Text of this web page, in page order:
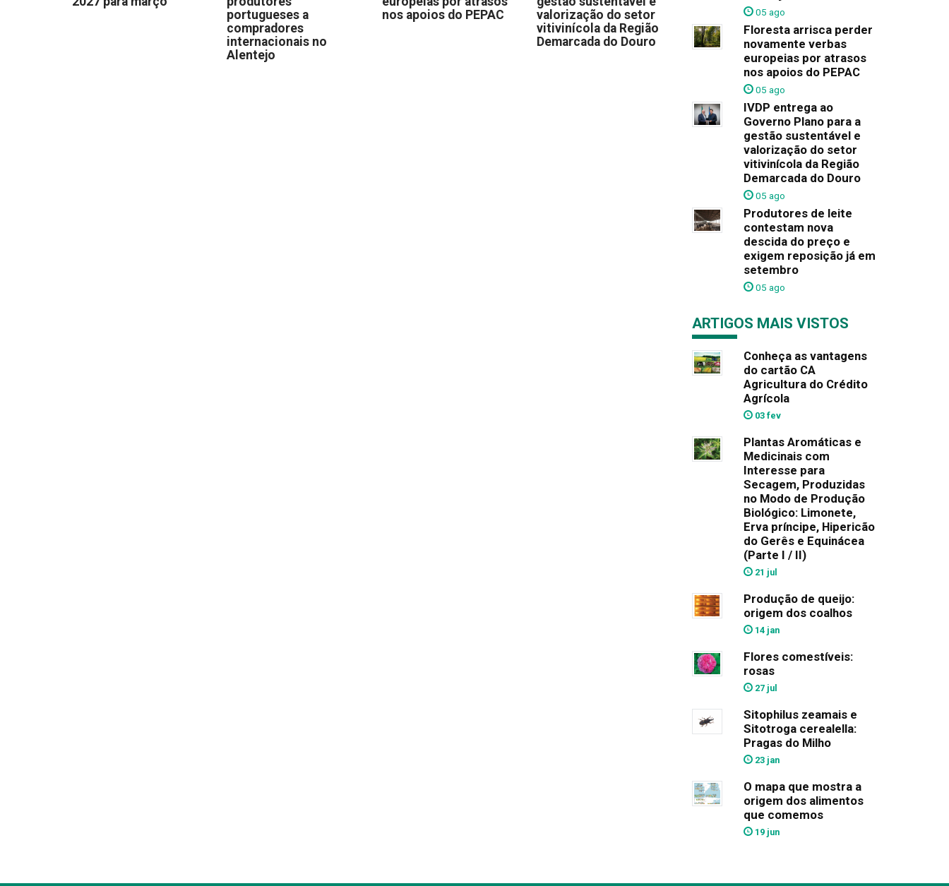
portugueses a
compradores
internacionais no
Alentejo
nos apoios do PEPAC
valorização do setor
vitivinícola da Região
Demarcada do Douro
05 ago
Floresta arrisca perder
novamente verbas
europeias por atrasos
nos apoios do PEPAC
05 ago
IVDP entrega ao
Governo Plano para a
gestão sustentável e
valorização do setor
vitivinícola da Região
Demarcada do Douro
05 ago
Produtores de leite
contestam nova
descida do preço e
exigem reposição já em
setembro
05 ago
ARTIGOS MAIS VISTOS
Conheça as vantagens
do cartão CA
Agricultura do Crédito
Agrícola
03 fev
Plantas Aromáticas e
Medicinais com
Interesse para
Secagem, Produzidas
no Modo de Produção
Biológico: Limonete,
Erva príncipe, Hipericão
do Gerês e Equinácea
(Parte I / II)
21 jul
Produção de queijo:
origem dos coalhos
14 jan
Flores comestíveis:
rosas
27 jul
Sitophilus zeamais e
Sitotroga cerealella:
Pragas do Milho
23 jan
O mapa que mostra a
origem dos alimentos
que comemos
19 jun